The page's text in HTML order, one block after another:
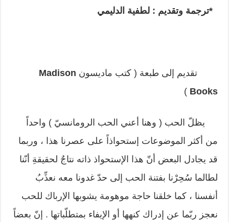
*ترجمة وتقديم : لطفية الدليمي
تقديم إلى طبعة ( كتب ماديسون Madison
Books
)
يظلّ الحب ( وهنا أعني الحب الرومانسيّ ) واحداً
من أكثر الموضوعات إستحواذاً على عصرنا هذا ، وربما
قد يجادل البعض أنّ هذا الإستحواذ ذاته نتاجٌ لحقيقةِ أنّنا
لطالما سُحِرْنا بفتنة الحب إلى حدّ غدونا معه نعذِّبُ
أنفسنا ، كما خلقنا حاجة موهومة يشوبها الإرباك للحب
نعجز ربّما عن إدراك كنهها أو الإيفاء بمتطلّباتها . إنّ بعضاً